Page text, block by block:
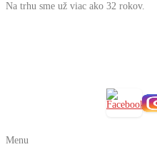
Na trhu sme už viac ako 32 rokov.
Menu